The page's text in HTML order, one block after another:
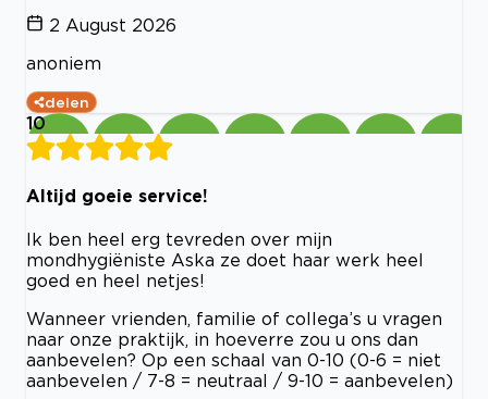
2 August 2026
anoniem
delen
10
Altijd goeie service!
Ik ben heel erg tevreden over mijn
mondhygiëniste Aska ze doet haar werk heel
goed en heel netjes!
Wanneer vrienden, familie of collega’s u vragen
naar onze praktijk, in hoeverre zou u ons dan
aanbevelen? Op een schaal van 0-10 (0-6 = niet
aanbevelen / 7-8 = neutraal / 9-10 = aanbevelen)